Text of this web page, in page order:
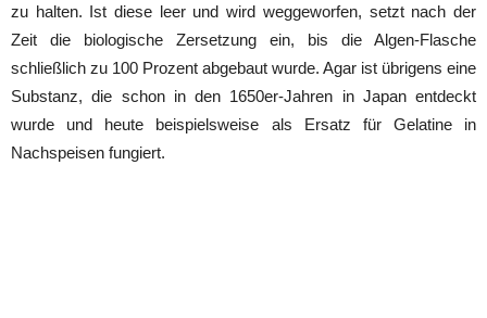
zu halten. Ist diese leer und wird weggeworfen, setzt nach der
Zeit die biologische Zersetzung ein, bis die Algen-Flasche
schließlich zu 100 Prozent abgebaut wurde. Agar ist übrigens eine
Substanz, die schon in den 1650er-Jahren in Japan entdeckt
wurde und heute beispielsweise als Ersatz für Gelatine in
Nachspeisen fungiert.